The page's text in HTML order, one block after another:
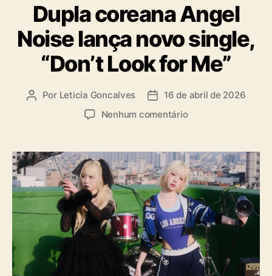
t
e
g
o
r
i
Dupla coreana Angel
Noise lança novo single,
“Don’t Look for Me”
A
r
d
o
p
s
Por Leticia Goncalves
D
d
e
p
u
b
l
i
c
a
ç
16 de abril de 2026
Nenhum comentárioe
u
p
l
a
c
o
r
e
a